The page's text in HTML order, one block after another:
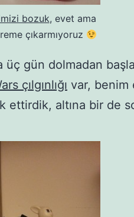
bozuk, evet ama
çıkarmıyoruz
gün dolmadan
çılgınlığı var, benim
ettirdik, altına bir de